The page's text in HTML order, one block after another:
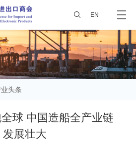
EN
头条
球 中国造船全产业链
发展壮大